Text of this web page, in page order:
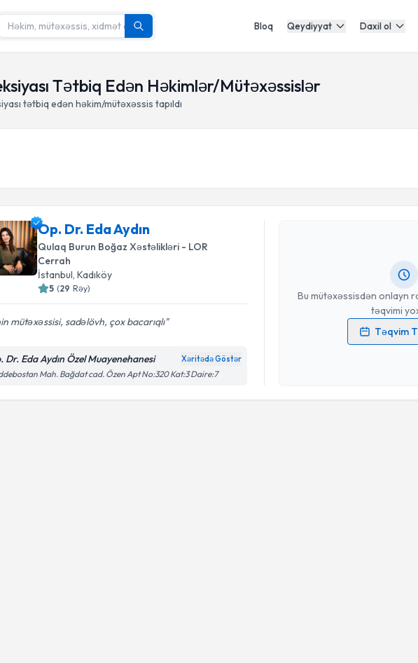
Bloq Qeydiyyat Daxil ol
Tətbiq Edən Həkimlər/Mütəxəssislər
tətbiq edən həkim/mütəxəssis tapıldı
Op. Dr. Eda Aydın
Qulaq Burun Boğaz Xəstəlikləri - LOR
Cerrah
İstanbul, Kadıköy
5 (29 Rəy)
mütəxəssisi, sadəlövh, çox bacarıqlı
Dr. Eda Aydın Özel Muayenehanesi Xəritədə Göstər
Mah. Bağdat cad. Özen Apt No:320 Kat:3 Daire:7
Bu mütəxəssisdən onlayn
təqvimi
Təqvim
Op. Dr. Eda Aydın
Şəxsi məlumatlarımın emal